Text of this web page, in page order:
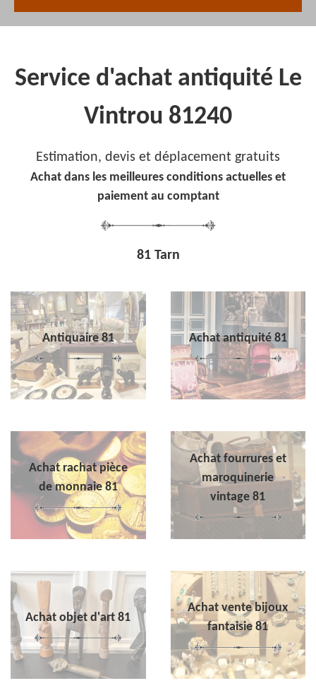
Service d'achat antiquité Le
Vintrou 81240
Estimation, devis et déplacement gratuits
Achat dans les meilleures conditions actuelles et
paiement au comptant
81 Tarn
Antiquaire 81 Achat antiquité 81
Achat rachat pièce
de monnaie 81
Achat fourrures et
maroquinerie
vintage 81
Achat objet d'art 81
Achat vente bijoux
fantaisie 81